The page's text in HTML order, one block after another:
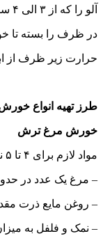
آلو را که از ۳ الی ۴ ساعت قبل در آب خیس کرده ایم به همراه اسفناج، نمک و فلفل به گوشت اضافه می‌کنیم.
در ظرف را بسته تا
حرارت زیر ظرف از ابتدای
طرز تهیه انواع
خورش مرغ ترش
مواد لازم برای ۴ تا ۵ نفر
– مرغ یک عدد در
– روغن مایع ذرت
– نمک و فلفل به